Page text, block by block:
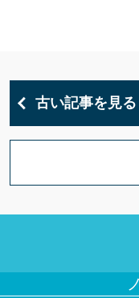
古い記事を見る